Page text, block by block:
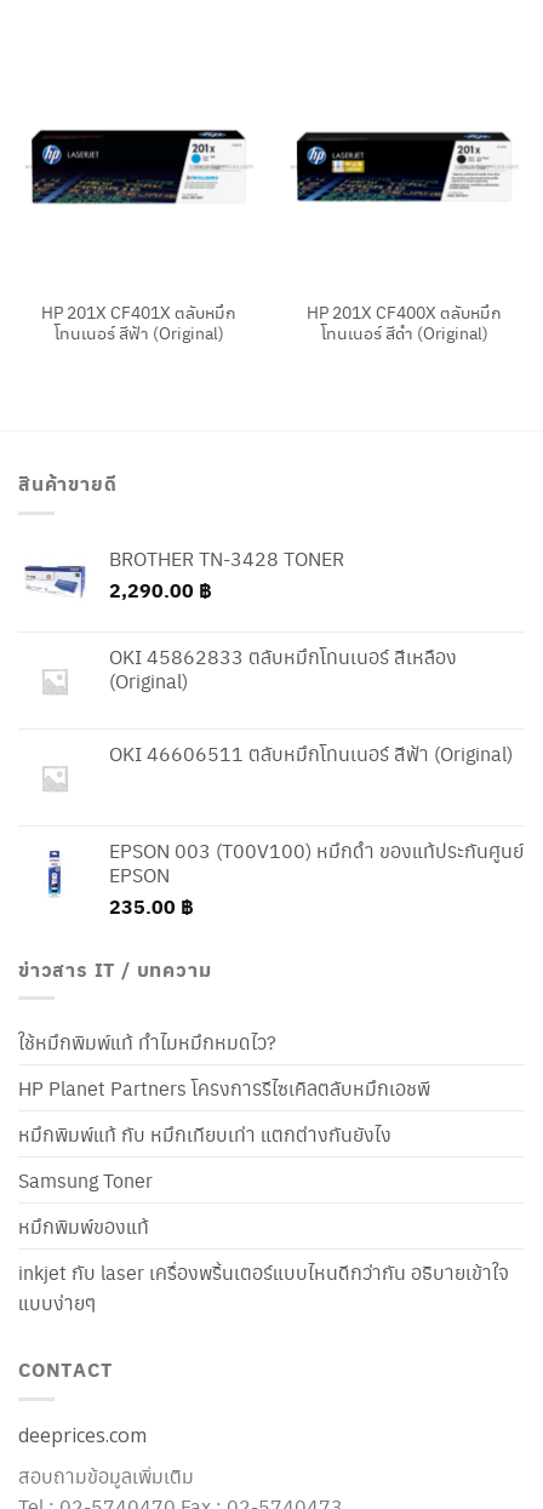
HP 201X CF401X ตลับหมึก
โทนเนอร์ สีฟ้า (Original)
HP 201X CF400X ตลับหมึก
โทนเนอร์ สีดำ (Original)
สินค้าขายดี
BROTHER TN-3428 TONER
2,290.00 ฿
OKI 45862833 ตลับหมึกโทนเนอร์ สีเหลือง
(Original)
OKI 46606511 ตลับหมึกโทนเนอร์ สีฟ้า (Original)
EPSON 003 (T00V100) หมึกดำ ของแท้ประกันศูนย์
EPSON
235.00 ฿
ข่าวสาร IT / บทความ
ใช้หมึกพิมพ์แท้ ทำไมหมึกหมดไว?
HP Planet Partners โครงการรีไซเคิลตลับหมึกเอชพี
หมึกพิมพ์แท้ กับ หมึกเทียบเท่า แตกต่างกันยังไง
Samsung Toner
หมึกพิมพ์ของแท้
inkjet กับ laser เครื่องพริ้นเตอร์แบบไหนดีกว่ากัน อธิบายเข้าใจ
แบบง่ายๆ
CONTACT
deeprices.com
สอบถามข้อมูลเพิ่มเติม